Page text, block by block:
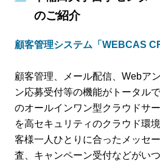
のご紹介
顧客管理システム「WEBCAS
顧客管理、メール配信、Webア
ン応募受付等の機能がトータル
のオールインワン型クラウドサ
を高セキュリティのクラウド環
客様一人ひとりに合ったメッセ
査、キャンペーン受付などがい